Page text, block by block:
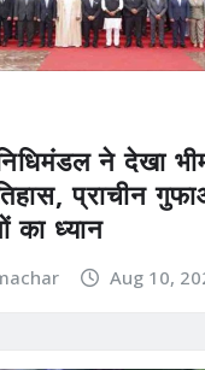
ने देखा
प्राचीन
का ध्यान
Aug 10,